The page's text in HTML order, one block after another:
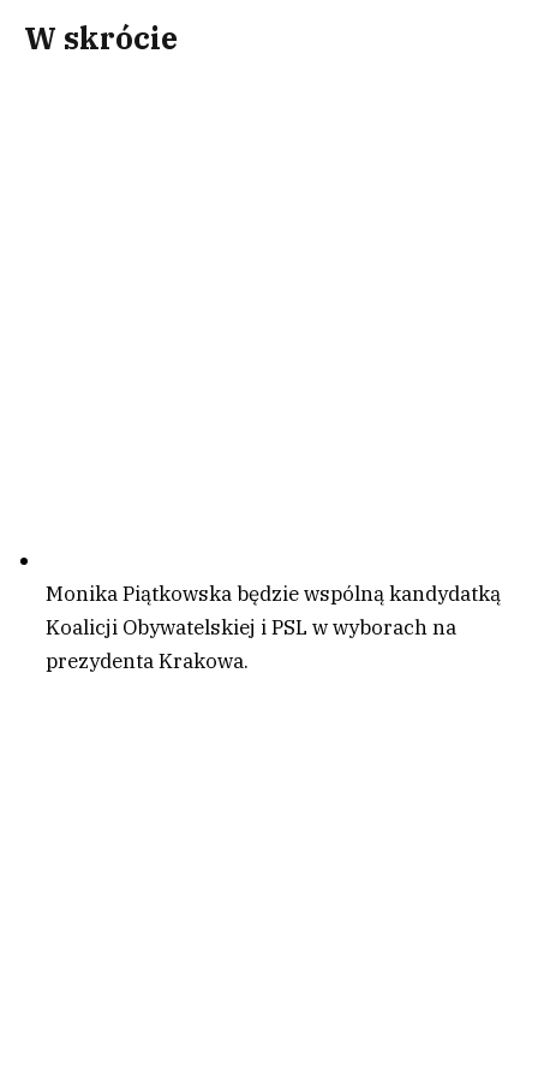
W skrócie
Monika Piątkowska będzie wspólną kandydatką
Koalicji Obywatelskiej i PSL w wyborach na
prezydenta Krakowa.